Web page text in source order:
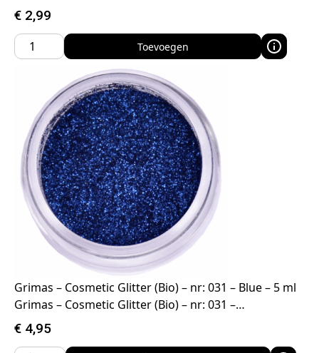
€ 2,99
Toevoegen
Grimas – Cosmetic Glitter (Bio) – nr: 031 – Blue – 5 ml
Grimas – Cosmetic Glitter (Bio) – nr: 031 –…
€ 4,95